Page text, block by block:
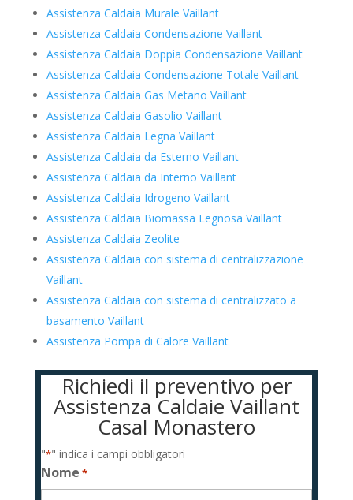
Assistenza Caldaia Murale Vaillant
Assistenza Caldaia Condensazione Vaillant
Assistenza Caldaia Doppia Condensazione Vaillant
Assistenza Caldaia Condensazione Totale Vaillant
Assistenza Caldaia Gas Metano Vaillant
Assistenza Caldaia Gasolio Vaillant
Assistenza Caldaia Legna Vaillant
Assistenza Caldaia da Esterno Vaillant
Assistenza Caldaia da Interno Vaillant
Assistenza Caldaia Idrogeno Vaillant
Assistenza Caldaia Biomassa Legnosa Vaillant
Assistenza Caldaia Zeolite
Assistenza Caldaia con sistema di centralizzazione
Vaillant
Assistenza Caldaia con sistema di centralizzato a
basamento Vaillant
Assistenza Pompa di Calore Vaillant
Richiedi il preventivo per
Assistenza Caldaie Vaillant
Casal Monastero
"*" indica i campi obbligatori
Nome *